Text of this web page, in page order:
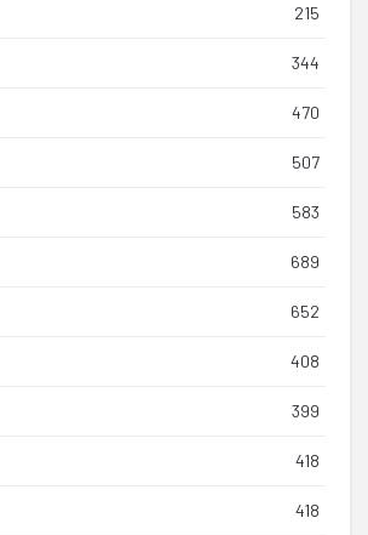
215
344
470
507
583
689
652
408
399
418
418